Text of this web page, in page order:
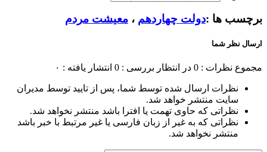
برچسب ها :دولت چهاردهم ، معیشت مردم
ارسال نظر شما
مجموع نظرات : 0 در انتظار بررسی : 0 انتشار یافته : ۰
نظرات ارسال شده توسط شما، پس از تایید توسط مدیران
سایت منتشر خواهد شد.
نظراتی که حاوی تهمت یا افترا باشد منتشر نخواهد شد.
نظراتی که به غیر از زبان فارسی یا غیر مرتبط با خبر باشد
منتشر نخواهد شد.